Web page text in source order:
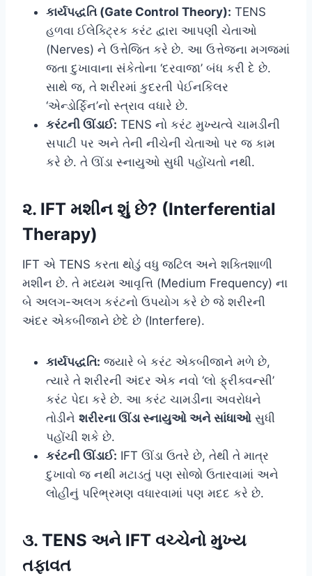
કાર્યપદ્ધતિ (Gate Control Theory): TENS
હળવા ઈલેક્ટ્રિક કરંટ દ્વારા આપણી ચેતાઓ
(Nerves) ને ઉત્તેજિત કરે છે. આ ઉત્તેજના મગજમાં
જતા દુખાવાના સંકેતોના ‘દરવાજા’ બંધ કરી દે છે.
સાથે જ, તે શરીરમાં કુદરતી પેઈનકિલર
‘એન્ડોર્ફિન’નો સ્ત્રાવ વધારે છે.
કરંટની ઊંડાઈ: TENS નો કરંટ મુખ્યત્વે ચામડીની
સપાટી પર અને તેની નીચેની ચેતાઓ પર જ કામ
કરે છે. તે ઊંડા સ્નાયુઓ સુધી પહોંચતો નથી.
૨. IFT મશીન શું છે? (Interferential
Therapy)
IFT એ TENS કરતા થોડું વધુ જટિલ અને શક્તિશાળી
મશીન છે. તે મધ્યમ આવૃત્તિ (Medium Frequency) ના
બે અલગ-અલગ કરંટનો ઉપયોગ કરે છે જે શરીરની
અંદર એકબીજાને છેદે છે (Interfere).
કાર્યપદ્ધતિ: જ્યારે બે કરંટ એકબીજાને મળે છે,
ત્યારે તે શરીરની અંદર એક નવો ‘લો ફ્રીક્વન્સી’
કરંટ પેદા કરે છે. આ કરંટ ચામડીના અવરોધને
તોડીને શરીરના ઊંડા સ્નાયુઓ અને સાંધાઓ સુધી
પહોંચી શકે છે.
કરંટની ઊંડાઈ: IFT ઊંડા ઉતરે છે, તેથી તે માત્ર
દુખાવો જ નથી મટાડતું પણ સોજો ઉતારવામાં અને
લોહીનું પરિભ્રમણ વધારવામાં પણ મદદ કરે છે.
૩. TENS અને IFT વચ્ચેનો મુખ્ય
તફાવત